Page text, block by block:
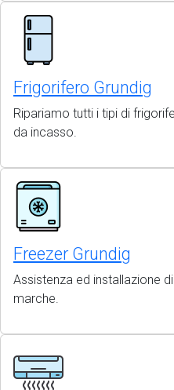
Frigorifero Grundig
Ripariamo tutti i tipi di
da incasso.
Freezer Grundig
Assistenza ed installazione
marche.